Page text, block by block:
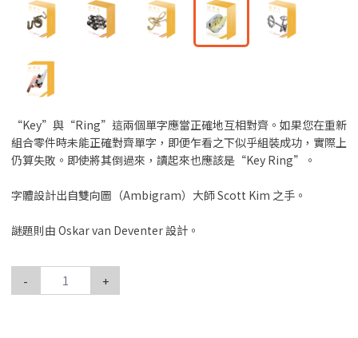
“Key”與“Ring”這兩個單字應當正確地互相對齊。如果您在重新
組合零件時未能正確對齊單字，即便乍看之下似乎組裝成功，實際上
仍算失敗。即使將其倒過來，讀起來也應該是“Key Ring”。
字體設計出自雙向圖（Ambigram）大師 Scott Kim 之手。
謎題則由 Oskar van Deventer 設計。
- +